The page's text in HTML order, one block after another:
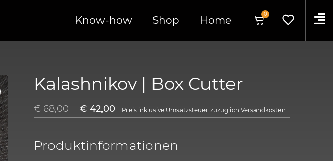
Know-how Shop Home
0
Kalashnikov | Box Cutter
€68,00 € 42,00 Preis inklusive Umsatzsteuer zuzüglichVersandkosten.
Produktinformationen